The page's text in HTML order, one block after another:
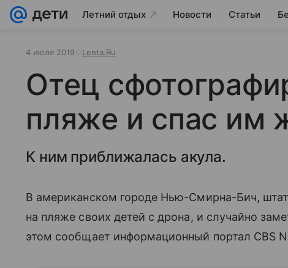
Летний отдых Новости Статьи
4 июля 2019 Lenta.Ru
Отец
пляже и спас им
К ним приближалась акула.
В американском городе Нью-Смирна-Бич,
на пляже своих детей с дрона, и случайно
этом сообщает информационный портал CBS